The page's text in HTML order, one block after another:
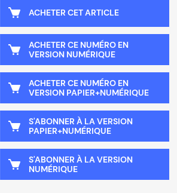
ACHETER CET ARTICLE
ACHETER CE NUMÉRO EN
VERSION NUMÉRIQUE
ACHETER CE NUMÉRO EN
VERSION PAPIER+NUMÉRIQUE
S'ABONNER À LA VERSION
PAPIER+NUMÉRIQUE
S'ABONNER À LA VERSION
NUMÉRIQUE